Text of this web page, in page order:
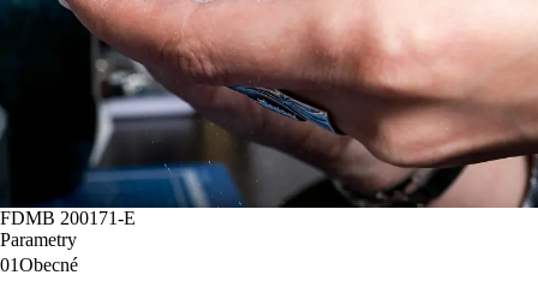
FDMB 200171-E
Parametry
01Obecné